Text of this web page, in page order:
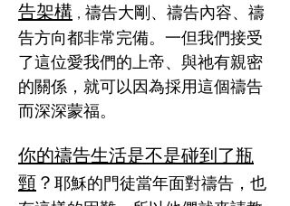
告架構 ， 禱告大剛、禱告內容、禱
告方向都非常完備。一但我們接受
了這位愛我們的上帝、與祂有親密
的關係，就可以因為採用這個禱告
而深深蒙福。
你的禱告生活是不是碰到了瓶
頸 ？ 耶穌的門徒當年面對禱告，也